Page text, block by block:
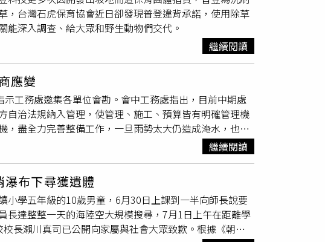
們提供更好的棲息環境，總經理鍾智友更強調落實友善
良案場，昔日的承諾言猶在耳，如今卻被石虎保育協會
存共榮』，這個邏輯對嗎？」台灣石虎保育協會專員陳
與野生動物的「天賜豪宅」，如今卻在強行都更下面目全
的田在附近，他就發現場內的草都黃掉了，根本不是人
，但協會在6月7日發現北勢案場植披枯黃焦黑，種種跡
定，除草劑不得於非農業生產用途土地上使用，普登不
哺乳類為主要食物，也會捕食鳥類、青蛙等動物，除草
的獵物，毒素則會在石虎體內累積，直接或間接導致牠
登總經理鍾智友承諾會在光電案場落實友善生態政策，
協會表示，此事件驗證了協會長期以來的呼籲，樹林能
法取代自然條件，即使光電案場號稱生態友善、照顧動
又能拿他怎麼辦？」陳祺忠強調，除草劑對土地造成的
文給主管機關要求查緝，並認為光電案場應有「退場機
們停止營業、打包離開，別讓石虎和其他動物成為綠電
。
台灣石虎保育協會近日卻發現普登違背承諾，使用除草
深入調查、給大眾和野生動物們交代。
繼續閱讀
應變
工務處邀集各單位會勘。會中工務處指出，目前中期處
治法規納入管理，使管理、施工、預算皆有明確管理機
盡全力完善整備工作，一旦雨勢太大仍造成淹水，也請
，予以配合辦理，共同以縣民生命安全為第一考量。縣
部農田水利署、經濟部水利署第二河川分署及地方民意代
和防汛應變效率，經會勘初步達成幾項共識。首先，針
其他排水」，縣府將依據《排水管理辦法》，著手制定
規範管理機關。未來法規制定完成，屬於「其他排水」
改善等工程，皆由該機關負責，也包含所有工作預算編
繼續閱讀
布下尋獲遺體
小學五年級的10歲男童，6月30日上課到一半向師長說要
達整整一天的海陸空大規模搜尋，7月1日上午在距離學
長瀨川真司已公開向家屬與社會大眾致歉。根據《朝日